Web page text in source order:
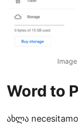
Word to
ახლა